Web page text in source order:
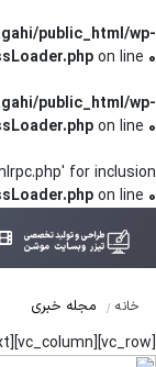
public_html/wp-
on line 0
public_html/wp-
on line 0
for inclusion
on line 0
خانه مجله خبری
[vc_row][vc_column][vc_column_text]